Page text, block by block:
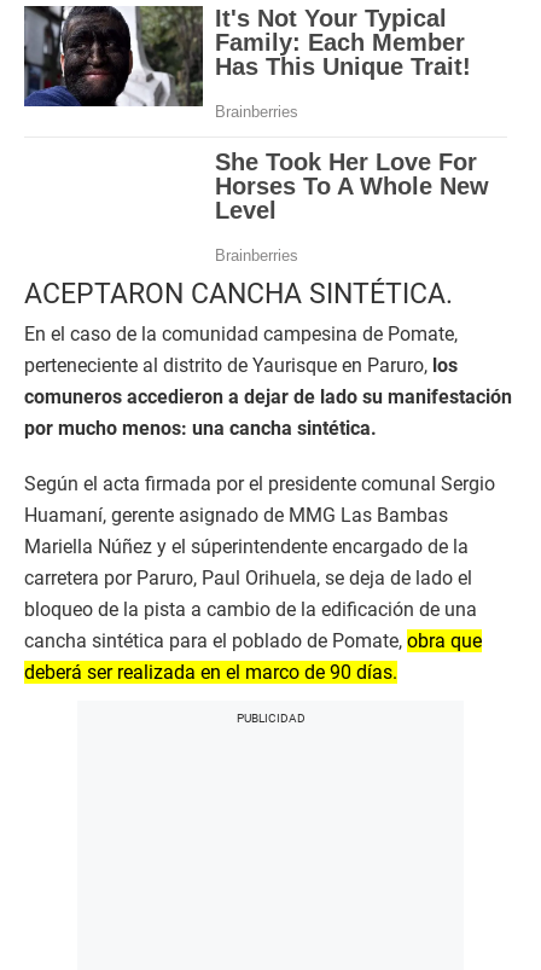
ACEPTARON CANCHA SINTÉTICA.
En el caso de la comunidad campesina de Pomate,
perteneciente al distrito de Yaurisque en Paruro, los
comuneros accedieron a dejar de lado su manifestación
por mucho menos: una cancha sintética.
Según el acta firmada por el presidente comunal Sergio
Huamaní, gerente asignado de MMG Las Bambas
Mariella Núñez y el súperintendente encargado de la
carretera por Paruro, Paul Orihuela, se deja de lado el
bloqueo de la pista a cambio de la edificación de una
cancha sintética para el poblado de Pomate, obra que
deberá ser realizada en el marco de 90 días.